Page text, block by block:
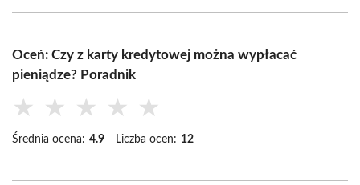
Oceń: Czy z karty kredytowej można wypłacać
pieniądze? Poradnik
★ ★ ★ ★ ★
Średnia ocena: 4.9 Liczba ocen: 12